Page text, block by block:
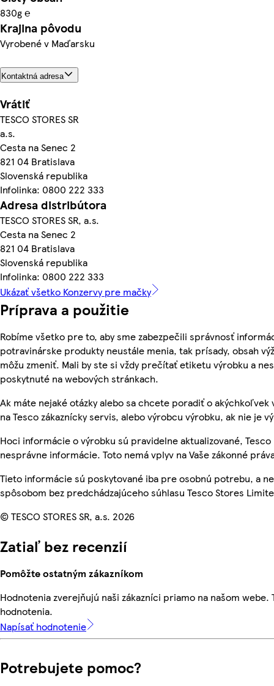
830g ℮
Krajina pôvodu
Vyrobené v Maďarsku
Kontaktná adresa
Vrátiť
TESCO STORES SR
a.s.
Cesta na Senec 2
821 04 Bratislava
Slovenská republika
Infolinka: 0800 222 333
Adresa distribútora
TESCO STORES SR, a.s.
Cesta na Senec 2
821 04 Bratislava
Slovenská republika
Infolinka: 0800 222 333
Ukázať všetko Konzervy pre mačky
Príprava a použitie
Robíme všetko pre to, aby sme zabezpečili správnosť
potravinárske produkty neustále menia, tak prísady, obsah
môžu zmeniť. Mali by ste si vždy prečítať etiketu výrobku a
poskytnuté na webových stránkach.
Ak máte nejaké otázky alebo sa chcete poradiť o
na Tesco zákaznícky servis, alebo výrobcu výrobku, ak nie je
Hoci informácie o výrobku sú pravidelne aktualizované,
nesprávne informácie. Toto nemá vplyv na Vaše zákonné
Tieto informácie sú poskytované iba pre osobnú potrebu, a
spôsobom bez predchádzajúceho súhlasu Tesco Stores
© TESCO STORES SR, a.s. 2026
Zatiaľ bez recenzií
Pomôžte ostatným zákazníkom
Hodnotenia zverejňujú naši zákazníci priamo na našom
hodnotenia.
Napísať hodnotenie
Potrebujete pomoc?